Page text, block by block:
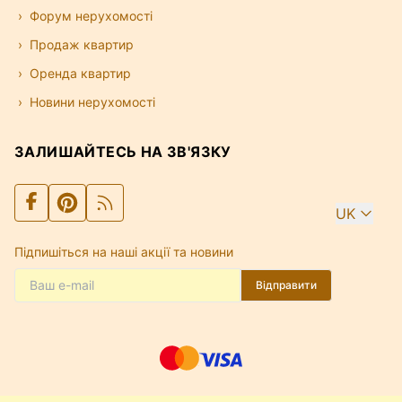
щоб знайти квартиру, апартаменти або віллу, які
відповідають вашим цілям та бюджету.
Форум нерухомості
Продаж квартир
Оренда квартир
Новини нерухомості
ЗАЛИШАЙТЕСЬ НА ЗВ'ЯЗКУ
UK
Підпишіться на наші акції та новини
Відправити